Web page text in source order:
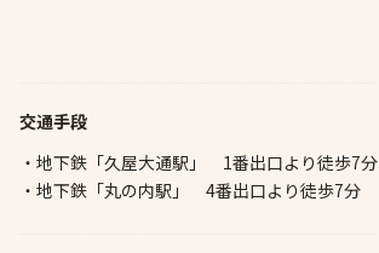
交通手段
・地下鉄「久屋大通駅」 1番出口より徒歩7分
・地下鉄「丸の内駅」 4番出口より徒歩7分